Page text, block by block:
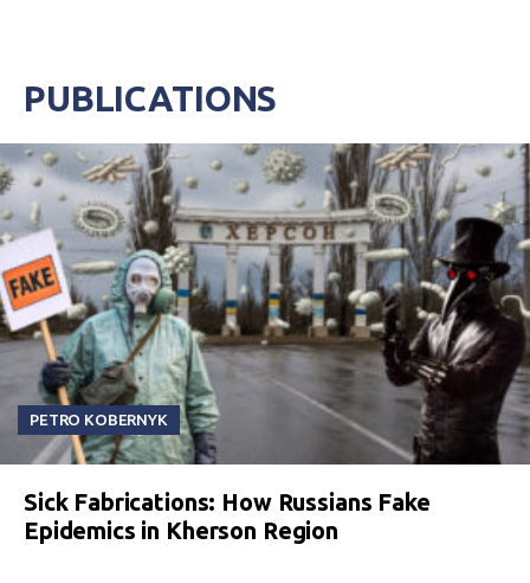
PUBLICATIONS
PETRO KOBERNYK
Sick Fabrications: How Russians Fake
Epidemics in Kherson Region